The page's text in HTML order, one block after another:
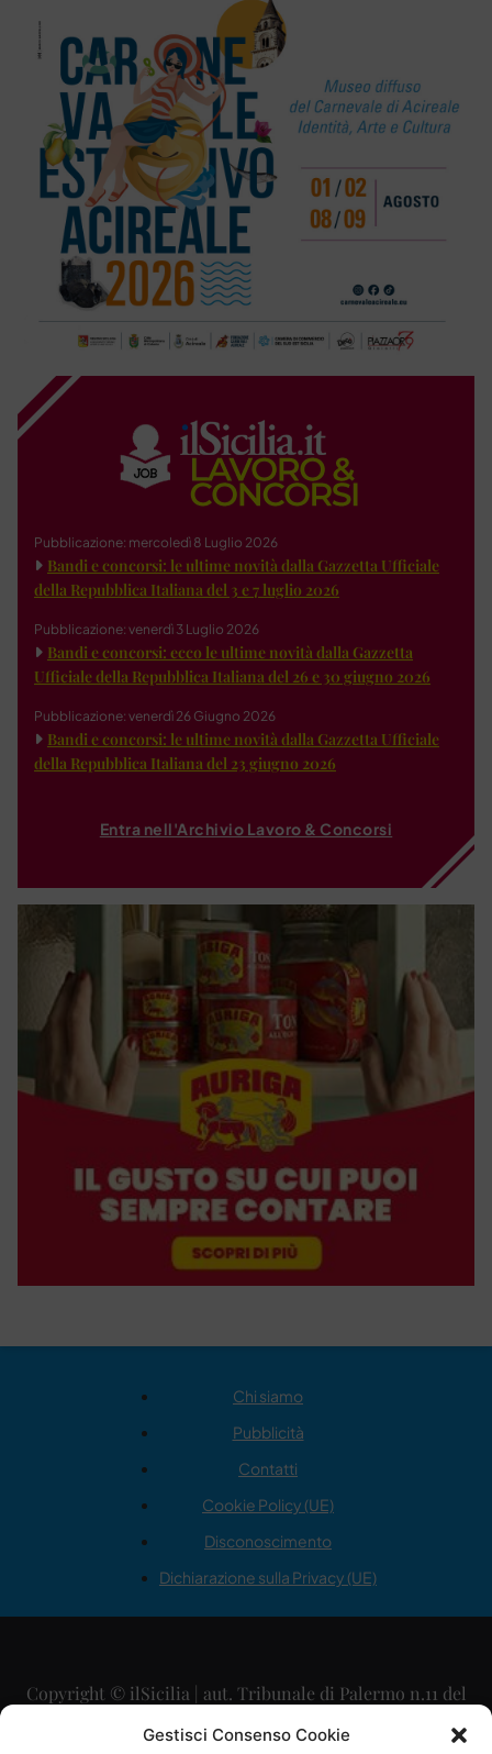
Gestisci Consenso Cookie
Pubblicazione: mercoledì 8 Luglio 2026
Bandi e concorsi: le ultime novità dalla Gazzetta Ufficiale
della Repubblica Italiana del 3 e 7 luglio 2026
Pubblicazione: venerdì 3 Luglio 2026
Bandi e concorsi: ecco le ultime novità dalla Gazzetta
Ufficiale della Repubblica Italiana del 26 e 30 giugno 2026
Pubblicazione: venerdì 26 Giugno 2026
Bandi e concorsi: le ultime novità dalla Gazzetta Ufficiale
della Repubblica Italiana del 23 giugno 2026
Entra nell'Archivio Lavoro & Concorsi
Chi siamo
Pubblicità
Contatti
Cookie Policy (UE)
Disconoscimento
Dichiarazione sulla Privacy (UE)
Copyright © ilSicilia | aut. Tribunale di Palermo n.11 del
29/09/2015